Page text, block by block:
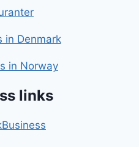
in Denmark
in Norway
links